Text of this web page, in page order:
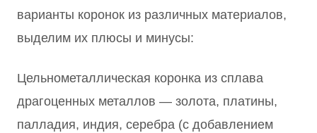
варианты коронок из различных материалов,
выделим их плюсы и минусы:
Цельнометаллическая коронка из сплава
драгоценных металлов — золота, платины,
палладия, индия, серебра (с добавлением